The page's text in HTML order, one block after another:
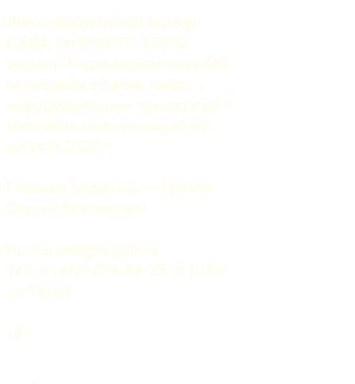
Регистрационный номер
СМИ: Эл №ФС77-37070.
Выдано Федеральной службой
по надзору в сфере связи,
информационных технологий и
массовых коммуникаций 06
августа 2009 г.
Главный редактор — Грачев
Сергей Викторович.
Почта: mail@5uglov.ru
Тел. 8 (812) 274-35-25 (c 12.00
до 18.00)
12+